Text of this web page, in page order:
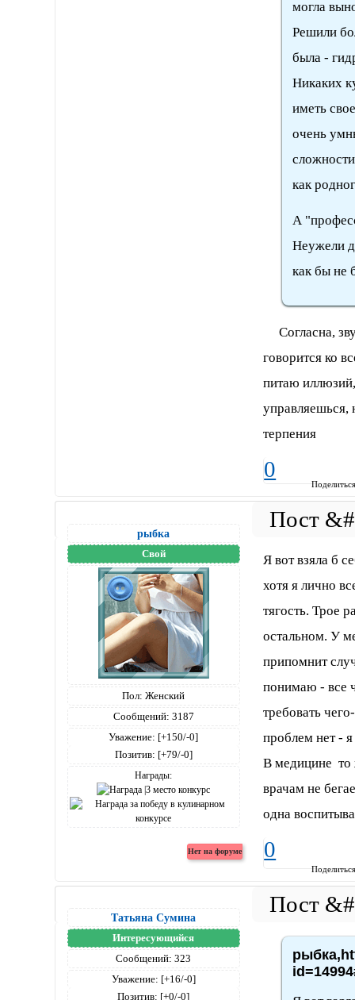
могла
Решили
была -
Никаких
иметь
очень
как
А
Неужели
как бы не
Согласна,
говорится ко
питаю
управляешься,
терпения
0
рыбка
Свой
Пол: Женский
Сообщений: 3187
Уважение: [+150/-0]
Позитив: [+79/-0]
Награды:
Я вот взяла б
хотя я лично
тягость. Трое
остальном. У
припомнит
понимаю - все
требовать
проблем нет -
В медицине то
врачам не
одна
0
Татьяна Сумина
Интересующийся
Сообщений: 323
Уважение: [+16/-0]
Позитив: [+0/-0]